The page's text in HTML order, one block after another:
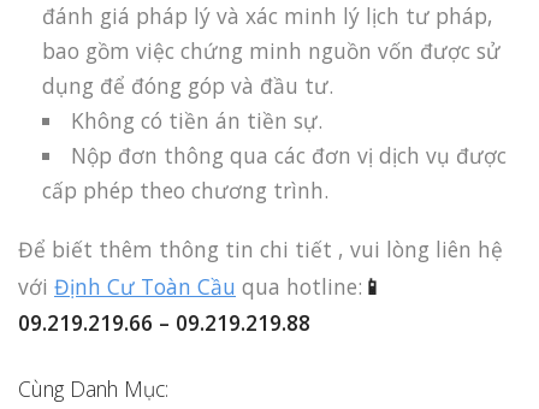
đánh giá pháp lý và xác minh lý lịch tư pháp,
bao gồm việc chứng minh nguồn vốn được sử
dụng để đóng góp và đầu tư.
Không có tiền án tiền sự.
Nộp đơn thông qua các đơn vị dịch vụ được
cấp phép theo chương trình.
Để biết thêm thông tin chi tiết , vui lòng liên hệ
với Định Cư Toàn Cầu qua hotline: 📱
09.219.219.66 – 09.219.219.88
Cùng Danh Mục: